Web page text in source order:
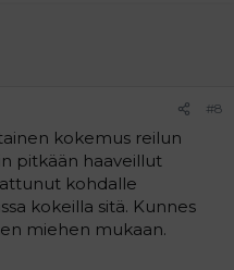
#8
kokemus reilun
pitkään haaveillut
kohdalle
kokeilla sitä. Kunnes
miehen mukaan.